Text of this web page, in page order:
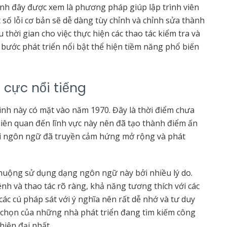
đây được xem là phương pháp giúp lập trình viên
lỗi cơ bản sẽ dễ dàng tùy chỉnh và chỉnh sửa thành
gian cho việc thực hiện các thao tác kiểm tra và
phát triển nổi bật thể hiện tiềm năng phổ biến
nổi tiếng
này có mặt vào năm 1970. Đây là thời điểm chưa
quan đến lĩnh vực này nên đã tạo thành điểm ấn
ngữ đã truyền cảm hứng mở rộng và phát
sử dụng dạng ngôn ngữ này bởi nhiều lý do.
và thao tác rõ ràng, khả năng tương thích với các
cú pháp sát với ý nghĩa nên rất dễ nhớ và tư duy
của những nhà phát triển đang tìm kiếm công